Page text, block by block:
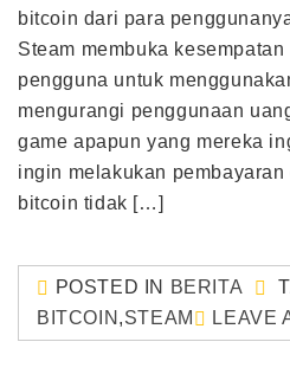
bitcoin dari para
Steam membuka
pengguna untuk
mengurangi penggunaan
game apapun yang mereka
ingin melakukan
bitcoin tidak […]
POSTED IN BERITA
BITCOIN ,STEAM LEAVE